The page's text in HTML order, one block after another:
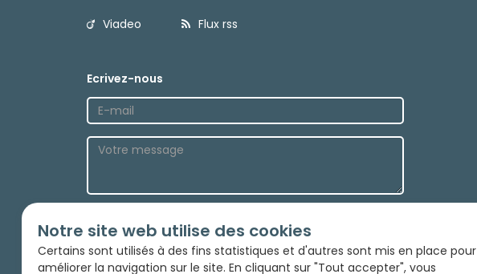
Notre site web utilise des cookies
Certains sont utilisés à des fins statistiques et d'autres sont mis en place pour
améliorer la navigation sur le site. En cliquant sur "Tout accepter", vous
Viadeo Flux rss
Ecrivez-nous
Envoyez